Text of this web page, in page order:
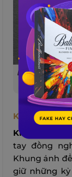
Bút ký thương
tay đồng
Khung Ảnh
Khung ảnh
tay đồng
Khung ảnh
giữ những